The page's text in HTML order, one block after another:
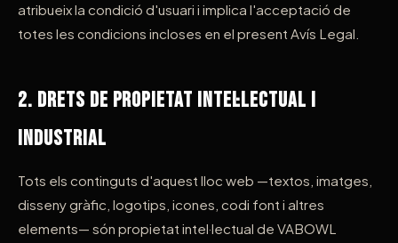
atribueix la condició d'usuari i implica l'acceptació de
totes les condicions incloses en el present Avís Legal.
2. Drets de Propietat Intel·lectual i
Industrial
Tots els continguts d'aquest lloc web —textos, imatges,
disseny gràfic, logotips, icones, codi font i altres
elements— són propietat intel·lectual de VABOWL